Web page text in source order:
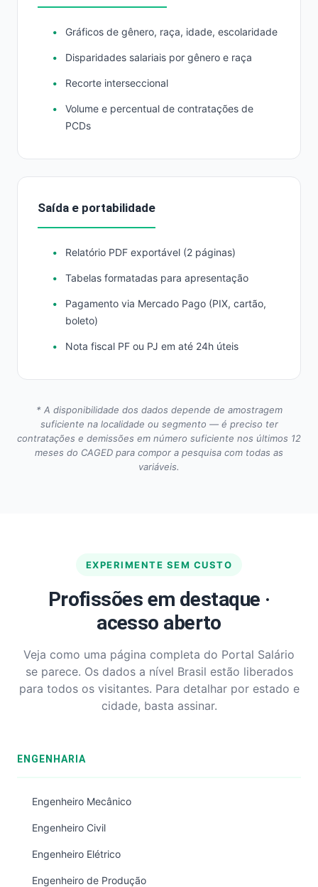
Gráficos de gênero, raça, idade, escolaridade
Disparidades salariais por gênero e raça
Recorte interseccional
Volume e percentual de contratações de
PCDs
Saída e portabilidade
Relatório PDF exportável (2 páginas)
Tabelas formatadas para apresentação
Pagamento via Mercado Pago (PIX, cartão,
boleto)
Nota fiscal PF ou PJ em até 24h úteis
* A disponibilidade dos dados depende de amostragem
suficiente na localidade ou segmento — é preciso ter
contratações e demissões em número suficiente nos últimos 12
meses do CAGED para compor a pesquisa com todas as
variáveis.
EXPERIMENTE SEM CUSTO
Profissões em destaque ·
acesso aberto
Veja como uma página completa do Portal Salário
se parece. Os dados a nível Brasil estão liberados
para todos os visitantes. Para detalhar por estado e
cidade, basta assinar.
ENGENHARIA
Engenheiro Mecânico
Engenheiro Civil
Engenheiro Elétrico
Engenheiro de Produção